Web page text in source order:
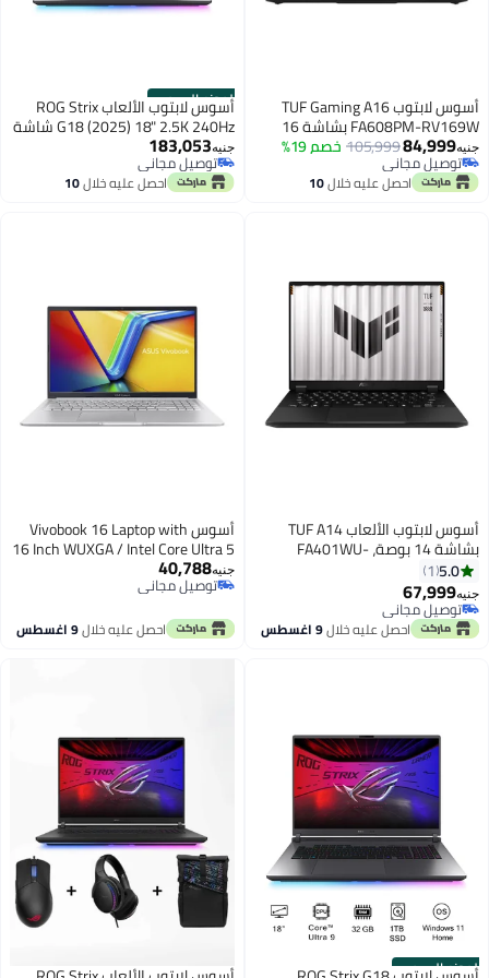
أسوس لابتوب TUF Gaming A16
FA608PM-RV169W بشاشة 16
إنش بدقة Full HD / مع معالج AMD
تيرابايت SSD / بطاقة GeForce RTX
جنيه84,999
105,999خصم 19%
توصيل مجاني
توصيل مجانياحصل عليه خلال10
الموزع الرسمي أسوس لابتوب الألعاب ROG Strix
G18 (2025) 18" 2.5K 240Hz شاشة
275HX/32GB DDR5 RAM/1TB
جنيه183,053
توصيل مجاني
توصيل مجانياحصل عليه خلال10
أسوس لابتوب الألعاب TUF A14
بشاشة 14 بوصة، FA401WU-
رسومات Nvidia Geforce RTX 4050/
نظام تشغيل Windows 11
5.0
1
جنيه67,999
توصيل مجاني
توصيل مجانياحصل عليه خلال9 اغسطس
أسوس Vivobook 16 Laptop with
16 Inch WUXGA / Intel Core Ultra 5
225H / 16 Gigabyte / 512
Gigabyte SSD / Intel Arc Graphics
جنيه40,788
توصيل مجاني
توصيل مجاني
احصل عليه خلال9 اغسطس
الموزع الرسمي